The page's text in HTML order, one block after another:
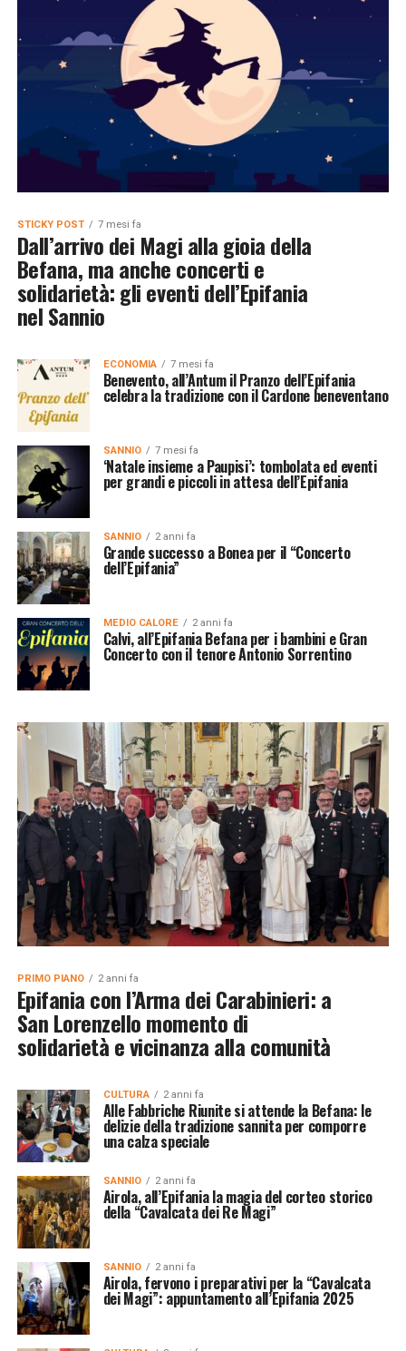
STICKY POST 7 mesi fa
Dall’arrivo dei Magi alla gioia della
Befana, ma anche concerti e
solidarietà: gli eventi dell’Epifania
nel Sannio
ECONOMIA 7 mesi fa
Benevento, all’Antum il Pranzo dell’Epifania
celebra la tradizione con il Cardone beneventano
SANNIO 7 mesi fa
‘Natale insieme a Paupisi’: tombolata ed eventi
per grandi e piccoli in attesa dell’Epifania
SANNIO 2 anni fa
Grande successo a Bonea per il “Concerto
dell’Epifania”
MEDIO CALORE 2 anni fa
Calvi, all’Epifania Befana per i bambini e Gran
Concerto con il tenore Antonio Sorrentino
PRIMO PIANO 2 anni fa
Epifania con l’Arma dei Carabinieri: a
San Lorenzello momento di
solidarietà e vicinanza alla comunità
CULTURA 2 anni fa
Alle Fabbriche Riunite si attende la Befana: le
delizie della tradizione sannita per comporre
una calza speciale
SANNIO 2 anni fa
Airola, all’Epifania la magia del corteo storico
della “Cavalcata dei Re Magi”
SANNIO 2 anni fa
Airola, fervono i preparativi per la “Cavalcata
dei Magi”: appuntamento all’Epifania 2025